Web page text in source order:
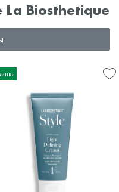
Biosthetique